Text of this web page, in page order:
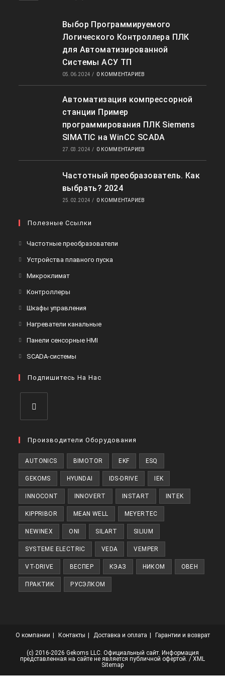
Выбор Программируемого
Логического Контроллера ПЛК
для Автоматизированной
Системы АСУ ТП
05.06.2024 / 0 КОММЕНТАРИЕВ
Автоматизация компрессорной
станции Пример
программирования ПЛК Siemens
SIMATIC на WinCC SCADA
27.03.2024 / 0 КОММЕНТАРИЕВ
Частотный преобразователь. Как
выбрать? 2024
25.02.2024 / 0 КОММЕНТАРИЕВ
Полезные Ссылки
Частотные преобразователи
Устройства плавного пуска
МикроклиматОткроется
вкладке
Контроллеры
вкладке
Шкафы управления
вкладке
Нагреватели канальныеОткроется
Панели сенсорные HMI
вкладке
SCADA-системы
новой
Подпишитесь На Нас
в
вкладке
Производители Оборудования
AUTONICS BIMOTOR EKF ESQ
GEKOMS HYUNDAI IDS-DRIVE IEK
INNOCONT INNOVERT INSTART INTEK
KIPPRIBOR MEAN WELL MEYERTEC
NEWINEX ONI SILART SILIUM
SYSTEME ELECTRIC VEDA VEMPER
VT-DRIVE ВЕСПЕР КЭАЗ НИКОМ ОВЕН
ПРАКТИК РУСЭЛКОМ
О компании Контакты Доставка и оплата Гарантии и возврат
(с) 2016-2026 Gekoms LLC. Официальный сайт. Информация
представленная на сайте не является публичной офертой. / XML
Sitemap